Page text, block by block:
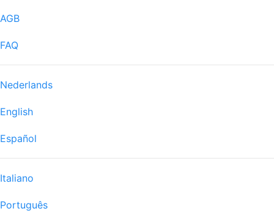
AGB
FAQ
Nederlands
English
Español
Italiano
Português